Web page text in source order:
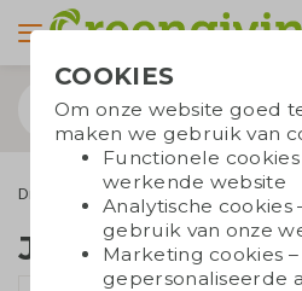
Drinkwaren Waterflessen Join
Join the Pipe
COOKIES
Om onze website goed
maken we gebruik van
Functionele
werkende website
Analytische cookies
gebruik van onze
Marketing cookies –
gepersonaliseerde